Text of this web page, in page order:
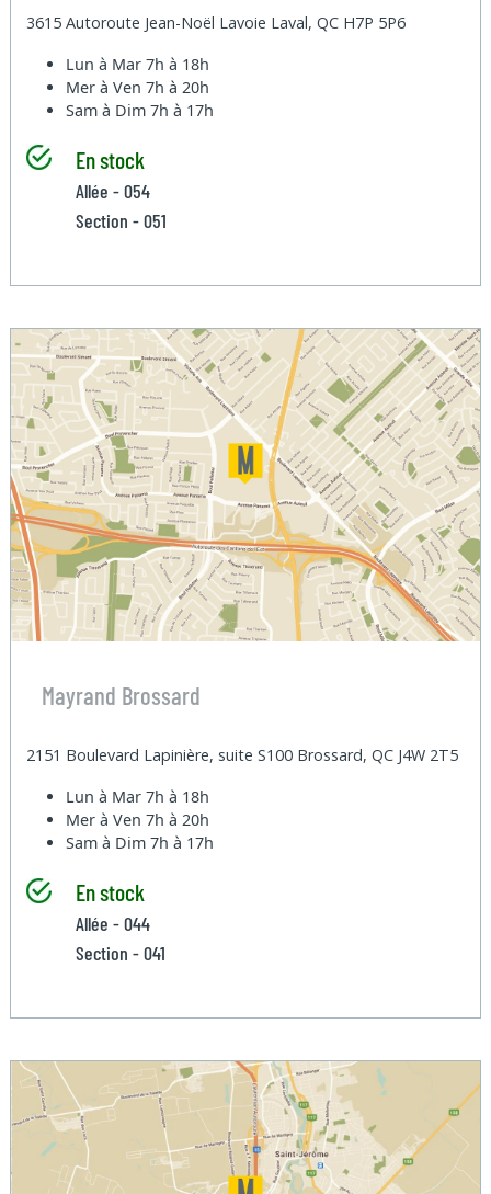
3615 Autoroute Jean-Noël Lavoie Laval, QC H7P 5P6
Lun à Mar7h à 18h
Mer à Ven7h à 20h
Sam à Dim7h à 17h
En stock
Allée - 054
Section - 051
Mayrand Brossard
2151 Boulevard Lapinière, suite S100 Brossard, QC J4W 2T5
Lun à Mar7h à 18h
Mer à Ven7h à 20h
Sam à Dim7h à 17h
En stock
Allée - 044
Section - 041